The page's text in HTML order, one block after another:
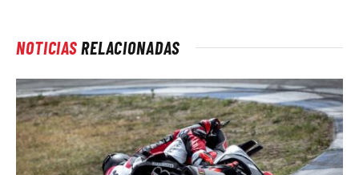
NOTICIASRELACIONADAS